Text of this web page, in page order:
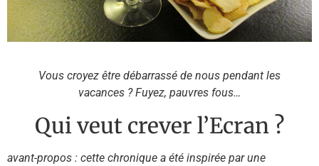
Vous croyez être débarrassé de nous pendant les
vacances ? Fuyez, pauvres fous…
Qui veut crever l’Ecran ?
avant-propos : cette chronique a été inspirée par une